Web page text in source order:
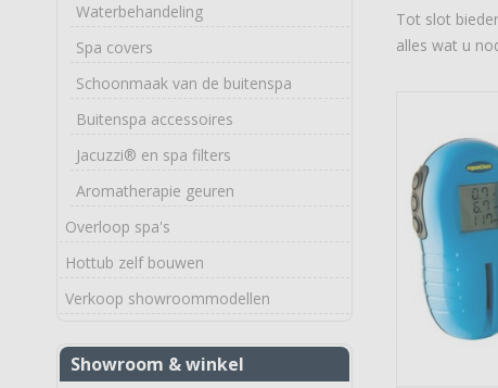
Waterbehandeling
Spa covers
Schoonmaak van de buitenspa
Buitenspa accessoires
Jacuzzi® en spa filters
Aromatherapie geuren
Overloop spa's
Hottub zelf bouwen
Verkoop showroommodellen
Showroom & winkel
Tot slot
alles wat u